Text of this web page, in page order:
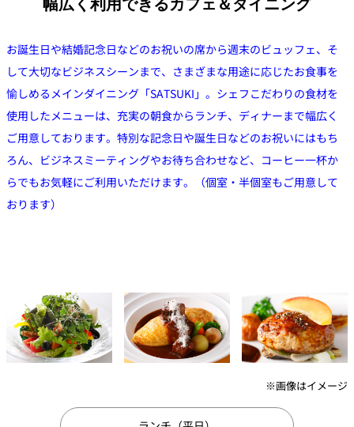
レス
トラ
ン＆
バー
ザ・ラウンジ
ベイコートカ
フェ
ガーデンレストラン
Shell the
限定＞
ルームサービス
ご案内
個室のご案内
レストランギ
フト券
レストラン夏
の涼宴プラン
2026
七五三プラン
2026
レストランパ
ーティープラ
レストラン個 ～ポメリー ブ
リュット・ロ
ホテルのテイ
クアウトメニ
幅広く利用できるカフェ＆ダイニング
お誕生日や結婚記念日などのお祝いの席から週末のビュッフェ、そ
して大切なビジネスシーンまで、 さまざまな用途に応じたお食事を
愉しめるメインダイニング「SATSUKI」。 シェフこだわりの食材を
使用したメニューは、 充実の朝食からランチ、ディナーまで幅広く
ご用意しております。 特別な記念日や誕生日などのお祝いにはもち
ろん、 ビジネスミーティングやお待ち合わせなど、 コーヒー一杯か
らでもお気軽にご利用いただけます。（個室・ 半個室もご用意して
おります）
※画像はイメージ